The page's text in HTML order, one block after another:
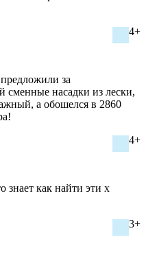
4+
за
сменные насадки из лески,
а обошелся в 2860
4+
знает как найти эти х
3+